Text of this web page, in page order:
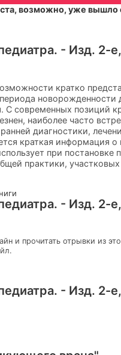
возможно, уже вышло
- Изд. 2-
кратко
С современных позиций
наиболее часто
диагностики,
краткая информация
при постановке
практики,
- Изд. 2-
и прочитать отрывки из
- Изд. 2-